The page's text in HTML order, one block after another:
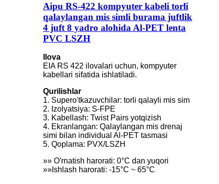
Aipu RS-422 kompyuter kabeli torli
qalaylangan mis simli burama juftlik
4 juft 8 yadro alohida Al-PET lenta
PVC LSZH
Ilova
EIA RS 422 ilovalari uchun, kompyuter
kabellari sifatida ishlatiladi.
Qurilishlar
1. Supero'tkazuvchilar: torli qalayli mis sim
2. Izolyatsiya: S-FPE
3. Kabellash: Twist Pairs yotqizish
4. Ekranlangan: Qalaylangan mis drenaj
simi bilan individual Al-PET tasmasi
5. Qoplama: PVX/LSZH
»» O'rnatish harorati: 0°C dan yuqori
»»Ishlash harorati: -15°C ~ 65°C